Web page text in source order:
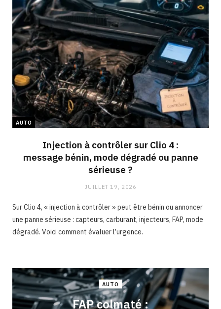
AUTO
Injection à contrôler sur Clio 4 :
message bénin, mode dégradé ou panne
sérieuse ?
JUILLET 19, 2026
Sur Clio 4, « injection à contrôler » peut être bénin ou annoncer
une panne sérieuse : capteurs, carburant, injecteurs, FAP, mode
dégradé. Voici comment évaluer l’urgence.
AUTO
FAP colmaté :